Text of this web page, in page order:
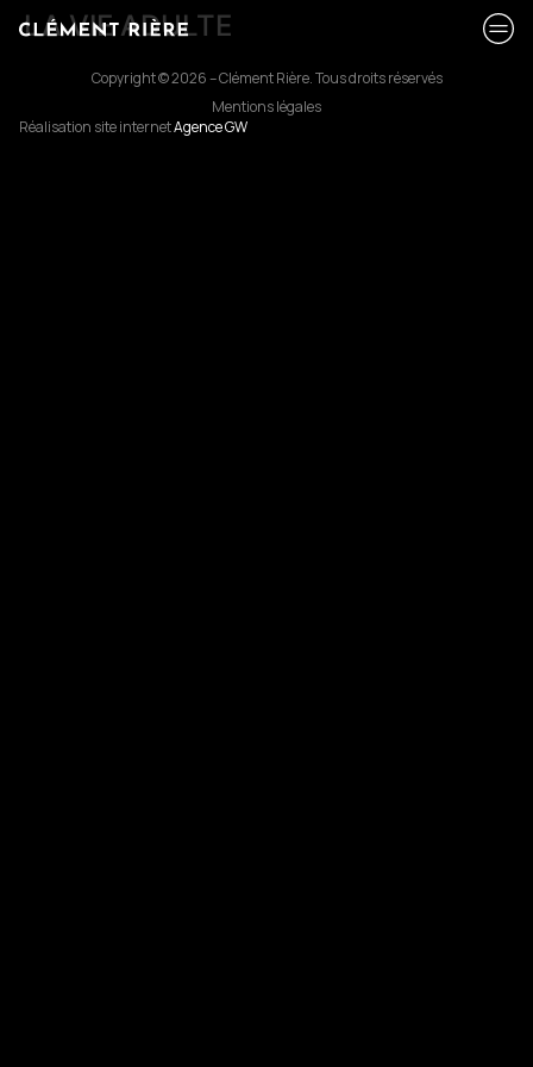
LA VIE ADULTE
Copyright © 2026 – Clément Rière. Tous droits réservés
Mentions légales
Réalisation site internetAgence GW